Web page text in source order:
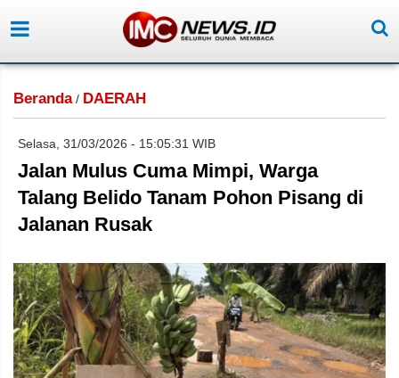
Beranda/ DAERAH
Selasa, 31/03/2026 - 15:05:31 WIB
Jalan Mulus Cuma Mimpi, Warga
Talang Belido Tanam Pohon Pisang di
Jalanan Rusak